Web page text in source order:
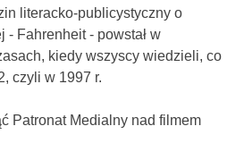
literacko-publicystyczny o
- Fahrenheit - powstał w
kiedy wszyscy wiedzieli, co
czyli w 1997 r.
Patronat Medialny nad filmem